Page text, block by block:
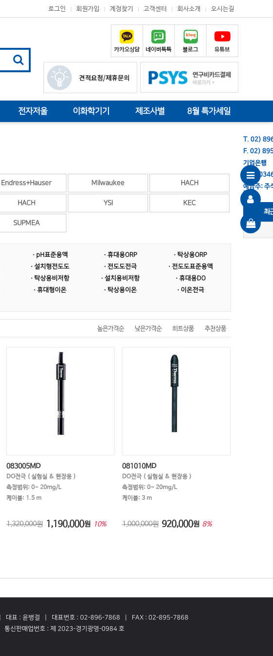
로그인 회원가입 계정찾기 고객센터 회사소개 오시는길
전자저울 이화학기기 제조사별 8월 특가세일
T. 02)
F. 02)
기업은행
686-
예금주: 주
기
최
Endress+Hauser Milwaukee HACH
HACH YSI KEC
SUPMEA
· pH표준용액 · 휴대용ORP
· 탁상용ORP
· 설치형전도도 · 전도도전극
· 전도도표준용액
· 탁상용비저항 · 설치용비저항
· 휴대용DO
· 휴대형이온 · 탁상용이온
· 이온전극
높은가격순 낮은가격순 히트상품 추천상품
083005MD
DO전극 ( 실험실 & 현장용 )
측정범위: 0~ 20mg/L
케이블: 1.5 m
1,320,000원 1,190,000원 10%
081010MD
DO전극 ( 실험실 & 현장용 )
측정범위: 0~ 20mg/L
케이블: 3 m
1,000,000원 920,000원 8%
대표 : 윤병걸 대표번호 : 02-896-7868
FAX : 02-895-7868
통신판매업번호 : 제 2023-경기광명-0984 호